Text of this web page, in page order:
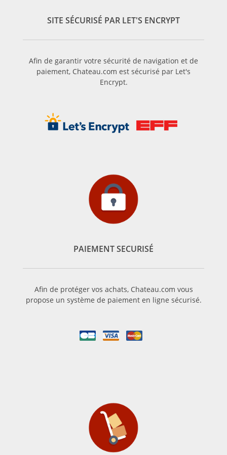
ce fait avec la viande rouge : le rôti par exemple, le bœuf,
l’agneau, et certains gibiers tels que la biche etc. Il pourra
SITE SÉCURISÉ PAR LET'S ENCRYPT
Afin de garantir votre sécurité de navigation et de
paiement, Chateau.com est sécurisé par Let's
Encrypt.
PAIEMENT SECURISÉ
Afin de protéger vos achats, Chateau.com vous
propose un système de paiement en ligne sécurisé.